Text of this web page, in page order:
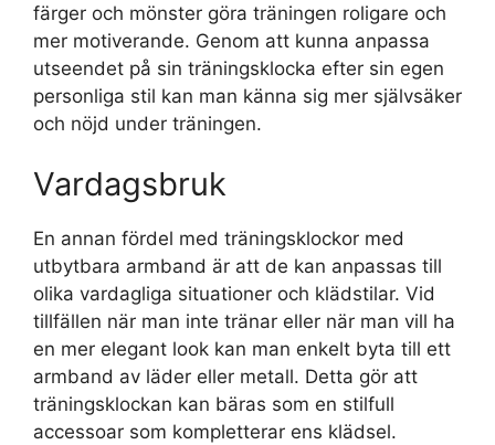
färger och mönster göra träningen roligare och
mer motiverande. Genom att kunna anpassa
utseendet på sin träningsklocka efter sin egen
personliga stil kan man känna sig mer självsäker
och nöjd under träningen.
Vardagsbruk
En annan fördel med träningsklockor med
utbytbara armband är att de kan anpassas till
olika vardagliga situationer och klädstilar. Vid
tillfällen när man inte tränar eller när man vill ha
en mer elegant look kan man enkelt byta till ett
armband av läder eller metall. Detta gör att
träningsklockan kan bäras som en stilfull
accessoar som kompletterar ens klädsel.